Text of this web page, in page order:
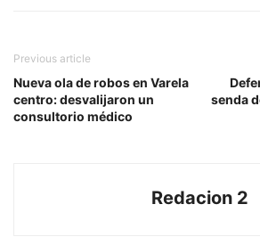
Previous article
Nueva ola de robos en Varela
centro: desvalijaron un
consultorio médico
senda
Redacion 2